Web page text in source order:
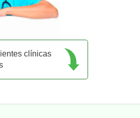
clínicas